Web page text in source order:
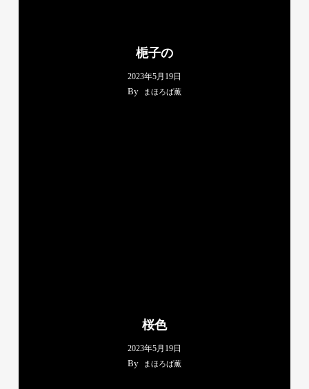
梔子の
2023年5月19日
By まほろば薫
桜色
2023年5月19日
By まほろば薫